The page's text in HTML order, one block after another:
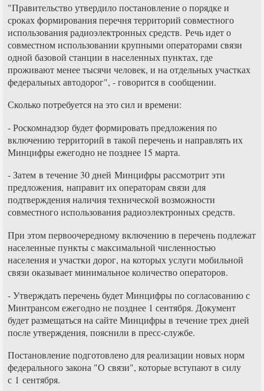
"Правительство утвердило постановление о порядке и
сроках формирования перечня территорий совместного
использования радиоэлектронных средств. Речь идет о
совместном использовании крупными операторами связи
одной базовой станции в населенных пунктах, где
проживают менее тысячи человек, и на отдельных участках
федеральных автодорог", - говорится в сообщении.
Сколько потребуется на это сил и времени:
- Роскомнадзор будет формировать предложения по
включению территорий в такой перечень и направлять их
Минцифры ежегодно не позднее 15 марта.
- Затем в течение 30 дней Минцифры рассмотрит эти
предложения, направит их операторам связи для
подтверждения наличия технической возможности
совместного использования радиоэлектронных средств.
При этом первоочередному включению в перечень подлежат
населенные пункты с максимальной численностью
населения и участки дорог, на которых услуги мобильной
связи оказывает минимальное количество операторов.
- Утверждать перечень будет Минцифры по согласованию с
Минтрансом ежегодно не позднее 1 сентября. Документ
будет размещаться на сайте Минцифры в течение трех дней
после утверждения, пояснили в пресс-службе.
Постановление подготовлено для реализации новых норм
федерального закона "О связи", которые вступают в силу
с 1 сентября.